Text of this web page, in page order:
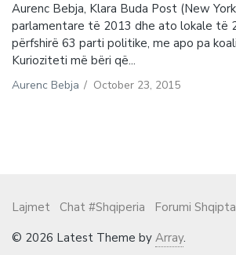
Aurenc Bebja, Klara Buda Post (New
parlamentare të 2013 dhe ato lokale të
përfshirë 63 parti politike, me apo pa
Kurioziteti më bëri që...
Aurenc Bebja / October 23, 2015
Lajmet Chat #Shqiperia Forumi
© 2026 Latest Theme by Array.